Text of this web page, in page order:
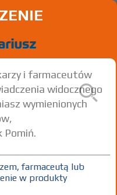
Doustnie
i farmaceutów
widocznego
wymienionych
Pomiń.
farmaceutą lub
w produkty